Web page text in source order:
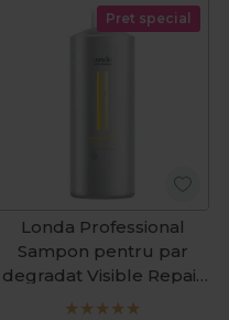
Pret special
Londa Professional
Sampon pentru par
degradat Visible Repair
1000ml